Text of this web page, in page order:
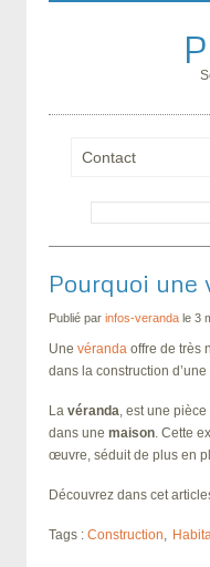
Pourquoi une
Publié par infos-veranda le 3
Une véranda offre de très
dans la construction
La véranda, est une
dans une maison. Cette
œuvre, séduit de plus en
Découvrez dans cet
Tags : Construction